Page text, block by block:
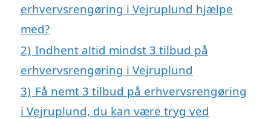
erhvervsrengøring i Vejruplund hjælpe
med?
2) Indhent altid mindst 3 tilbud på
erhvervsrengøring i Vejruplund
3) Få nemt 3 tilbud på erhvervsrengøring
i Vejruplund, du kan være tryg ved